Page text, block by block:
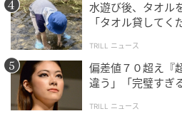
水遊び後、タオ
「タオル貸してく
TRILL ニュース
偏差値７０超え『
違う」「完璧すぎ
TRILL ニュース